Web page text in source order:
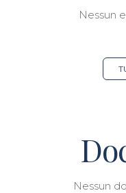
Nessun
Nessun